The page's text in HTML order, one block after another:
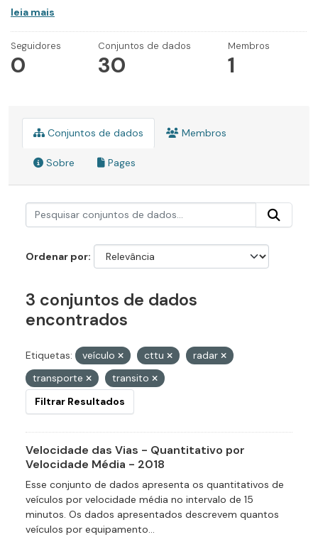
leia mais
Seguidores
0
Conjuntos de dados
30
Membros
1
Conjuntos de dados Membros
Sobre Pages
Ordenar por
3 conjuntos de dados
encontrados
Etiquetas: veículo cttu
radar
transporte
transito
Filtrar Resultados
Velocidade das Vias - Quantitativo por
Velocidade Média - 2018
Esse conjunto de dados apresenta os quantitativos de
veículos por velocidade média no intervalo de 15
minutos. Os dados apresentados descrevem quantos
veículos por equipamento...